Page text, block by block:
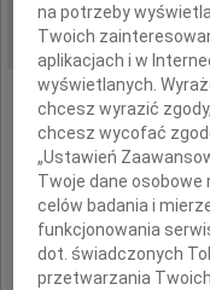
DATA EMISJI:
Z
na potrzeby
Twoich
aplikacjach i w
wyświetlanych.
chcesz wyrazić
chcesz wycofać
„Ustawień
Twoje dane
celów badania i
funkcjonowania
dot. świadczonych
przetwarzania